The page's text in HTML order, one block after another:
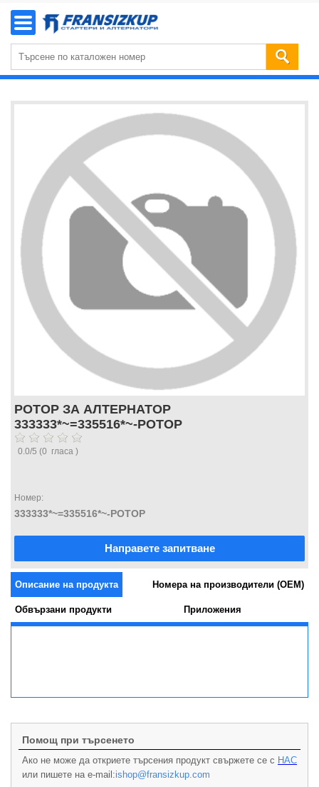
РОТОР ЗА АЛТЕРНАТОР
333333*~=335516*~-РОТОР
0.0/5 (0 гласа )
Номер:
333333*~=335516*~-РОТОР
Направете запитване
Описание на продукта Номера на производители (OEM)
Обвързани продукти Приложения
Помощ при търсенето
Ако не може да откриете търсения продукт свържете се с НАС
или пишете на e-mail:ishop@fransizkup.com